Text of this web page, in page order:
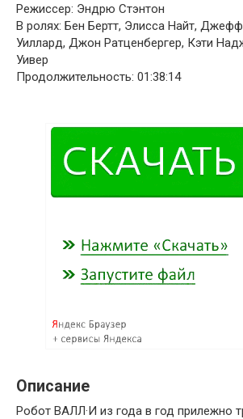
Режиссер: Эндрю Стэнтон
В ролях: Бен Бертт, Элисса Найт,
Уиллард, Джон Ратценбергер, Кэти
Уивер
Продолжительность: 01:38:14
Описание
Робот ВАЛЛ·И из года в год прилежно